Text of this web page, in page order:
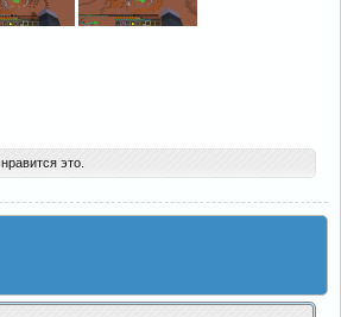
нравится это.